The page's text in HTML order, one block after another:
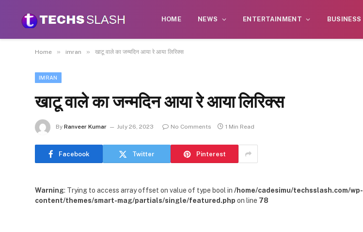
HOME NEWS ENTERTAINMENT BUSINESS
Home » imran » खाटू वाले का जन्मदिन आया रे आया लिरिक्स
IMRAN
खाटू वाले का जन्मदिन आया रे आया लिरिक्स
By Ranveer Kumar July 26, 2023 No Comments 1 Min Read
Facebook Twitter Pinterest
Warning: Trying to access array offset on value of type bool in /home/cadesimu/techsslash.com/wp-
content/themes/smart-mag/partials/single/featured.php on line 78